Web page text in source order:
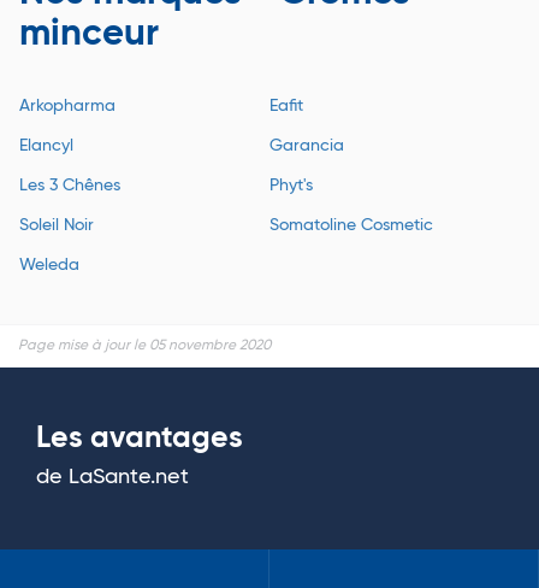
minceur
Arkopharma Eafit
Elancyl Garancia
Les 3 Chênes Phyt's
Soleil Noir Somatoline Cosmetic
Weleda
Page mise à jour le 05 novembre 2020
Les avantages
de LaSante.net